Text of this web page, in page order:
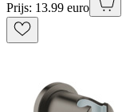
Prijs: 13.99 euro